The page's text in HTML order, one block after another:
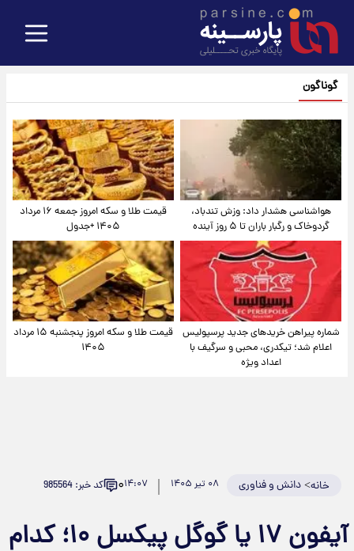
گوناگون
هواشناسی هشدار داد: وزش تندباد،
گردوخاک و رگبار باران تا ۵ روز آینده
قیمت طلا و سکه امروز جمعه ۱۶ مرداد
۱۴۰۵ +جدول
شماره پیراهن خریدهای جدید پرسپولیس
اعلام شد؛ تیکدری، محبی و سرگیف با
اعداد ویژه
قیمت طلا و سکه امروز پنجشنبه ۱۵ مرداد
۱۴۰۵
خانه>دانش و فناوری ۰۸ تیر ۱۴۰۵ ۱۴:۰۷۰ کد خبر: 985564
آیفون ۱۷ یا گوگل پیکسل ۱۰؛ کدام